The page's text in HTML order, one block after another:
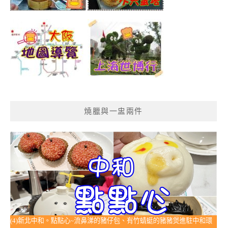
燒臘與一盅兩件
(4)新北中和。點點心~流鼻涕的豬仔包、有竹蜻蜓的豬豬煲進駐中和環